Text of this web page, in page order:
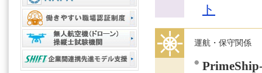
ト
運航・保守関係